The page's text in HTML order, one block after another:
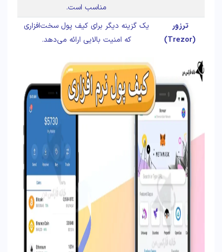
مناسب است.
ترزور
(Trezor)
یک گزینه دیگر برای کیف پول سخت‌افزاری
که امنیت بالایی ارائه می‌دهد.